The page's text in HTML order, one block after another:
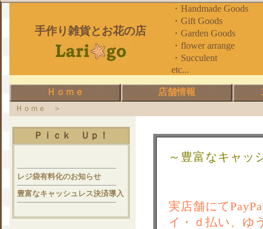
手作り雑貨とお花の店
・Handmade Goods
・Gift Goods
・Garden Goods
・flower arrange
・
etc...
Ｈｏｍｅ 店舗情報
Ｈｏｍｅ ＞
Ｐｉｃｋ Ｕｐ！
レジ袋有料化のお知らせ
豊富なキャッシュレス決済導入
～豊富なキャッ
実店舗にて
イ・ｄ払い、ゆ